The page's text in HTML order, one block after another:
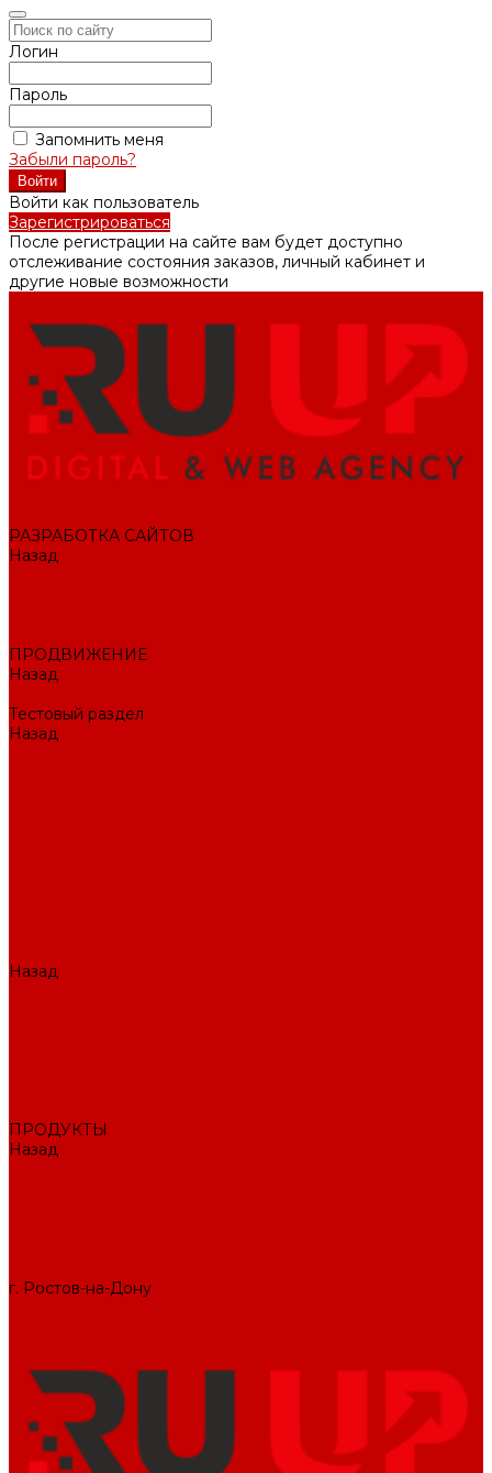
Логин
Пароль
Запомнить меня
Забыли пароль?
Войти как пользователь
Зарегистрироваться
После регистрации на сайте вам будет доступно
отслеживание состояния заказов, личный кабинет и
другие новые возможности
РАЗРАБОТКА САЙТОВ
Назад
ПРОДВИЖЕНИЕ
Назад
Тестовый раздел
Назад
Назад
ПРОДУКТЫ
Назад
г. Ростов-на-Дону